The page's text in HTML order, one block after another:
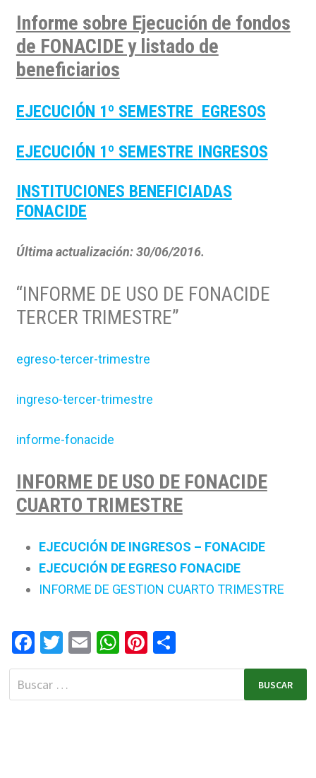
Informe sobre Ejecución de fondos
de FONACIDE y listado de
beneficiarios
EJECUCIÓN 1º SEMESTRE EGRESOS
EJECUCIÓN 1º SEMESTRE INGRESOS
INSTITUCIONES BENEFICIADAS
FONACIDE
Última actualización: 30/06/2016.
“INFORME DE USO DE FONACIDE
TERCER TRIMESTRE”
egreso-tercer-trimestre
ingreso-tercer-trimestre
informe-fonacide
INFORME DE USO DE FONACIDE
CUARTO TRIMESTRE
EJECUCIÓN DE INGRESOS – FONACIDE
EJECUCIÓN DE EGRESO FONACIDE
INFORME DE GESTION CUARTO TRIMESTRE
Fa
ce
b
T
wi
tt
E
m
W
h
Pi
nt
C
o